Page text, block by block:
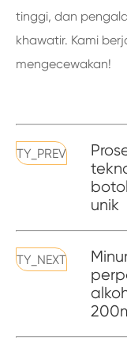
tinggi, dan
khawatir. Kami
mengecewakan!
TY_PREV
unik
TY_NEXT